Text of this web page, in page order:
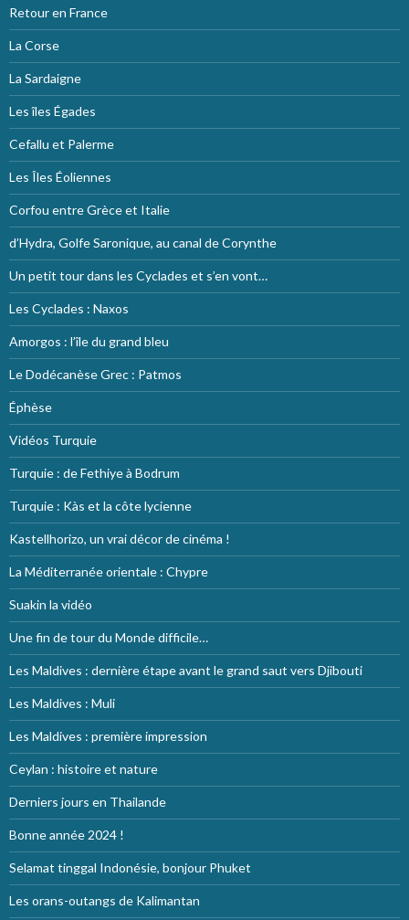
Retour en France
La Corse
La Sardaigne
Les îles Égades
Cefallu et Palerme
Les Îles Éoliennes
Corfou entre Grèce et Italie
d’Hydra, Golfe Saronique, au canal de Corynthe
Un petit tour dans les Cyclades et s’en vont…
Les Cyclades : Naxos
Amorgos : l’île du grand bleu
Le Dodécanèse Grec : Patmos
Éphèse
Vidéos Turquie
Turquie : de Fethiye à Bodrum
Turquie : Kàs et la côte lycienne
Kastellhorizo, un vrai décor de cinéma !
La Méditerranée orientale : Chypre
Suakin la vidéo
Une fin de tour du Monde difficile…
Les Maldives : dernière étape avant le grand saut vers Djibouti
Les Maldives : Muli
Les Maldives : première impression
Ceylan : histoire et nature
Derniers jours en Thailande
Bonne année 2024 !
Selamat tinggal Indonésie, bonjour Phuket
Les orans-outangs de Kalimantan